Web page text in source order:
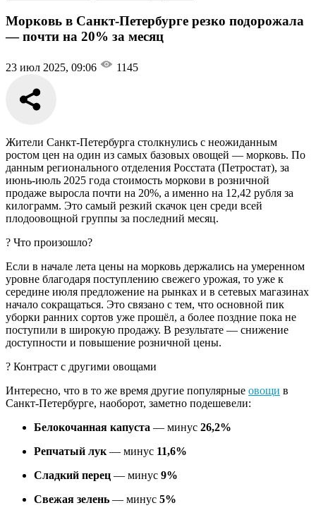
Морковь в Санкт-Петербурге резко подорожала
— почти на 20% за месяц
23 июл 2025, 09:06 1145
Жители Санкт-Петербурга столкнулись с неожиданным
ростом цен на один из самых базовых овощей — морковь. По
данным регионального отделения Росстата (Петростат), за
июнь-июль 2025 года стоимость моркови в розничной
продаже выросла почти на 20%, а именно на 12,42 рубля за
килограмм. Это самый резкий скачок цен среди всей
плодоовощной группы за последний месяц.
? Что произошло?
Если в начале лета цены на морковь держались на умеренном
уровне благодаря поступлению свежего урожая, то уже к
середине июля предложение на рынках и в сетевых магазинах
начало сокращаться. Это связано с тем, что основной пик
уборки ранних сортов уже прошёл, а более поздние пока не
поступили в широкую продажу. В результате — снижение
доступности и повышение розничной цены.
? Контраст с другими овощами
Интересно, что в то же время другие популярные овощи в
Санкт-Петербурге, наоборот, заметно подешевели:
Белокочанная капуста — минус 26,2%
Репчатый лук — минус 11,6%
Сладкий перец — минус 9%
Свежая зелень — минус 5%